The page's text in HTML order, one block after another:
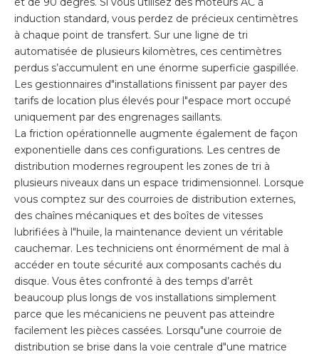
induction standard, vous perdez de précieux centimètres
à chaque point de transfert. Sur une ligne de tri
automatisée de plusieurs kilomètres, ces centimètres
perdus s’accumulent en une énorme superficie gaspillée.
Les gestionnaires d"installations finissent par payer des
tarifs de location plus élevés pour l"espace mort occupé
uniquement par des engrenages saillants.
La friction opérationnelle augmente également de façon
exponentielle dans ces configurations. Les centres de
distribution modernes regroupent les zones de tri à
plusieurs niveaux dans un espace tridimensionnel. Lorsque
vous comptez sur des courroies de distribution externes,
des chaînes mécaniques et des boîtes de vitesses
lubrifiées à l"huile, la maintenance devient un véritable
cauchemar. Les techniciens ont énormément de mal à
accéder en toute sécurité aux composants cachés du
disque. Vous êtes confronté à des temps d’arrêt
beaucoup plus longs de vos installations simplement
parce que les mécaniciens ne peuvent pas atteindre
facilement les pièces cassées. Lorsqu"une courroie de
distribution se brise dans la voie centrale d"une matrice